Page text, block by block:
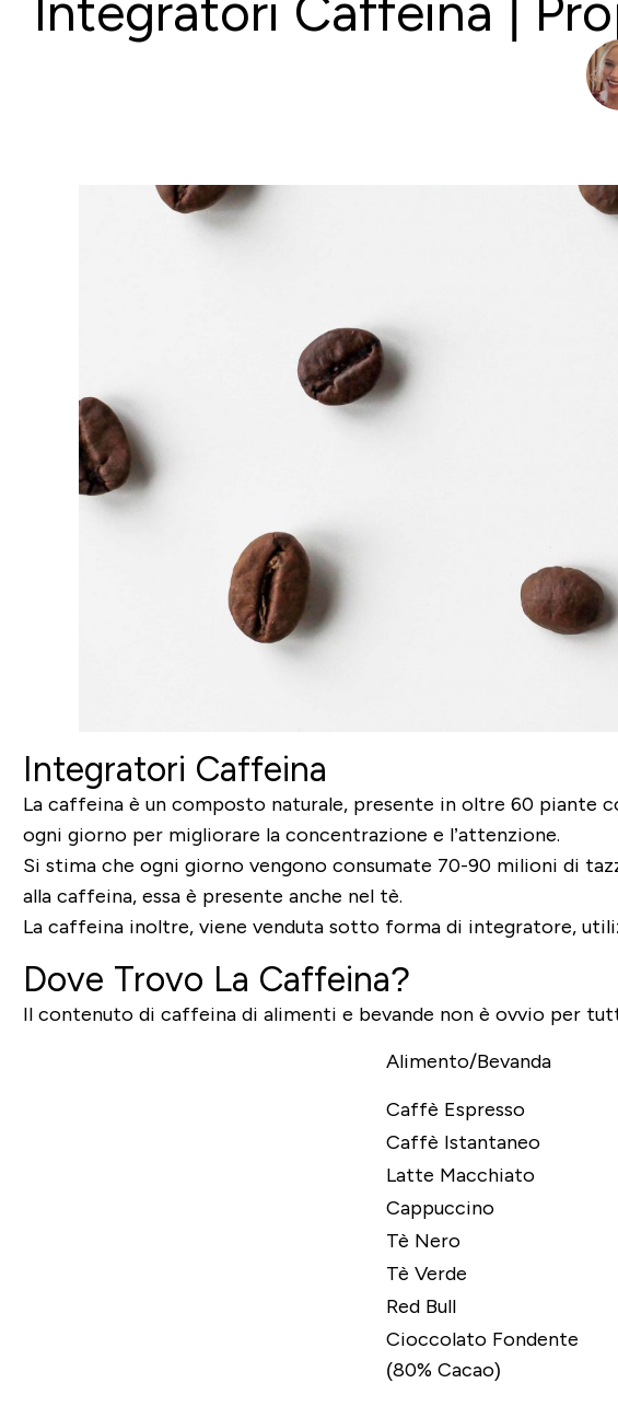
Integratori Caffeina |
Integratori Caffeina
La caffeina è un composto naturale, presente in oltre 60 piante
ogni giorno per migliorare la concentrazione e l’attenzione.
Si stima che ogni giorno vengono consumate 70-90 milioni di
alla caffeina, essa è presente anche nel tè.
La caffeina inoltre, viene venduta sotto forma di integratore,
Dove Trovo La Caffeina?
Il contenuto di caffeina di alimenti e bevande non è ovvio per
Alimento/Bevanda
Caffè Espresso
Caffè Istantaneo
Latte Macchiato
Cappuccino
Tè Nero
Tè Verde
Red Bull
Cioccolato Fondente
(80% Cacao)